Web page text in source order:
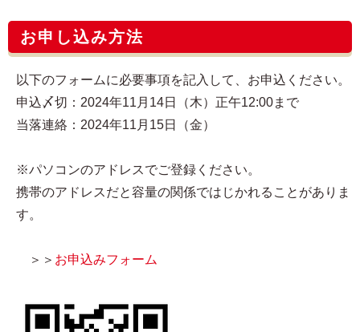
お申し込み方法
以下のフォームに必要事項を記入して、お申込ください。
申込〆切：2024年11月14日（木）正午12:00まで
当落連絡：2024年11月15日（金）
※パソコンのアドレスでご登録ください。
携帯のアドレスだと容量の関係ではじかれることがありま
す。
＞＞ お申込みフォーム